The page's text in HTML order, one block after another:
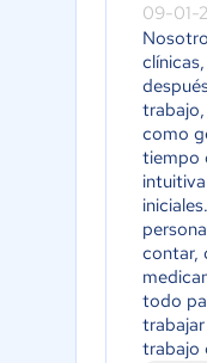
09-01-
como
tiempo
contar,
todo
trabajo